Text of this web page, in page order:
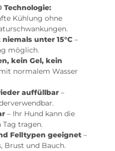
Technologie:
Kühlung ohne
unter 15°C –
möglich.
kein Gel, kein
normalem Wasser
auffüllbar –
– Ihr Hund kann die
Tag tragen.
Felltypen geeignet –
Brust und Bauch.